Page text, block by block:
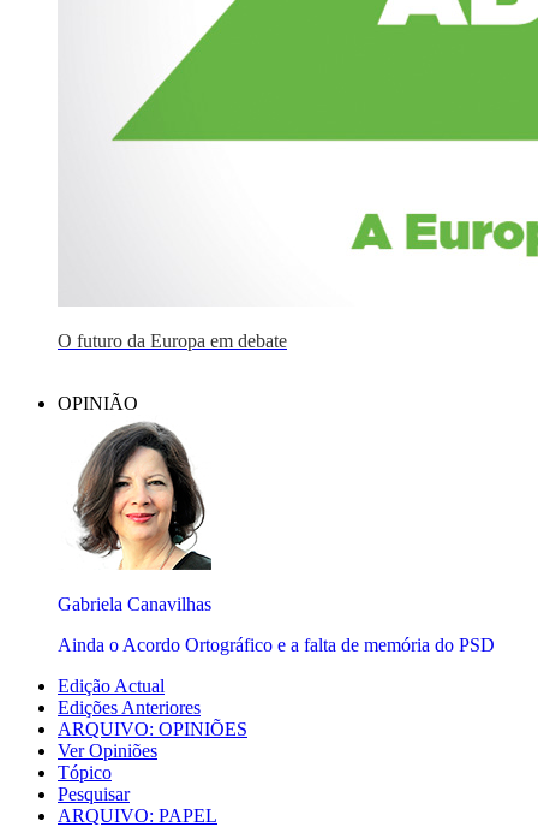
O futuro da Europa em debate
OPINIÃO
Gabriela Canavilhas
Ainda o Acordo Ortográfico e a falta de memória do PSD
Edição Actual
Edições Anteriores
ARQUIVO: OPINIÕES
Ver Opiniões
Tópico
Pesquisar
ARQUIVO: PAPEL